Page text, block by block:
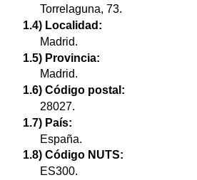
Torrelaguna, 73.
1.4) Localidad:
Madrid.
1.5) Provincia:
Madrid.
1.6) Código postal:
28027.
1.7) País:
España.
1.8) Código NUTS:
ES300.